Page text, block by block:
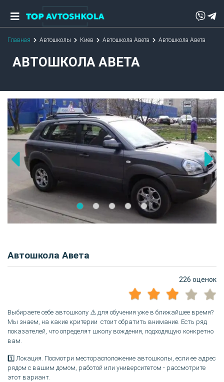
Главная Автошколы Киев Автошкола Авета Автошкола Авета
АВТОШКОЛА АВЕТА
Автошкола Авета
226 оценок
Выбираете себе автошколу ⚠️ для обучения уже в ближайшее время?
Мы знаем, на какие критерии стоит обратить внимание. Есть ряд
показателей, что определят школу вождения, подходящую конкретно
вам.
1️⃣ Локация. Посмотри месторасположение автошколы, если ее адрес
рядом с вашим домом, работой или университетом - рассмотрите
этот вариант.